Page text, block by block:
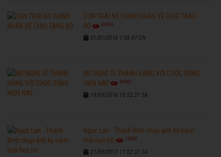
CON TRAI NS CHINH NHẪN VỀ CHỊU TANG
BỐ
42983
31/01/2016 1:08:47 CH
NỮ NGHỆ SĨ THANH HẰNG VỚI CUỘC SỐNG
HIỆN NAY
32582
18/05/2016 10:22:21 SA
Ngọc Lan - Thanh Bình chụp ảnh kỷ niệm
thời hẹn hò
17828
21/09/2017 11:02:37 SA